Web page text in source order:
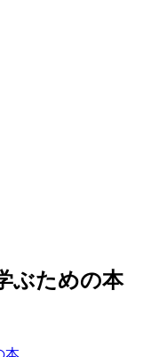
ぶための本
本